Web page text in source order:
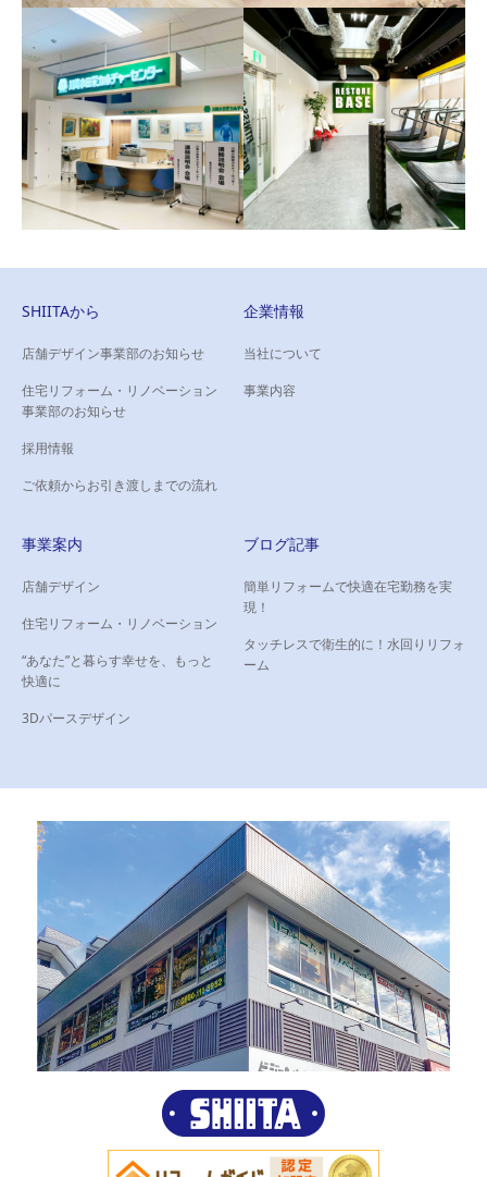
GINZA ViAURA CLINIC 様
タイルの美しさが際立つ、ラ
グジュアリークリニック
クリニック（心斎橋院）
様
広々とした待合エリアは、施
川崎小田栄カルチャーセ
ンター 様
学ぶ楽しさがより深まる、快
RESTORE BASE 様
ナチュラルとインダストリア
SHIITAから
店舗デザイン事業部のお知らせ
住宅リフォーム・リノベーション
事業部のお知らせ
採用情報
ご依頼からお引き渡しまでの流れ
企業情報
当社について
事業内容
事業案内
店舗デザイン
住宅リフォーム・リノベーション
“あなた”と暮らす幸せを、もっと
快適に
3Dパースデザイン
ブログ記事
簡単リフォームで快適在宅勤務を実
現！
タッチレスで衛生的に！水回りリフォ
ーム